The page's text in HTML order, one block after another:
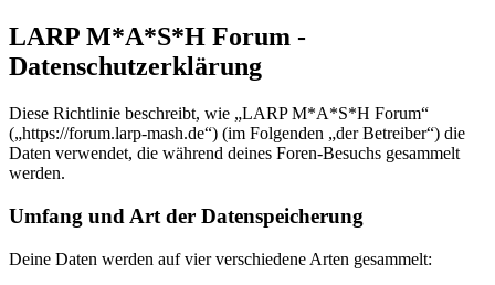
LARP M*A*S*H Forum -
Datenschutzerklärung
Diese Richtlinie beschreibt, wie „LARP M*A*S*H Forum“
(„https://forum.larp-mash.de“) (im Folgenden „der Betreiber“) die
Daten verwendet, die während deines Foren-Besuchs gesammelt
werden.
Umfang und Art der Datenspeicherung
Deine Daten werden auf vier verschiedene Arten gesammelt: